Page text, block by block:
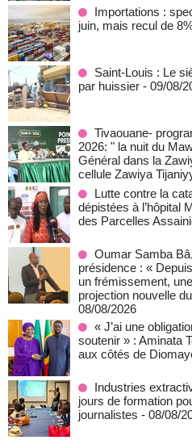
Importations :
juin, mais recul de
Saint-Louis : Le
par huissier - 09/08/
Tivaouane-
2026: " la nuit du
Général dans la
cellule Zawiya
Lutte contre la
dépistées à l’hôpital
des Parcelles
Oumar Samba
présidence : «
un frémissement,
projection nouvelle
08/08/2026
« J’ai une
soutenir » : Aminata
aux côtés de
Industries
jours de formation
journalistes - 08/08/